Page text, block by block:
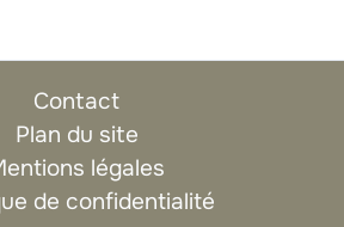
Contact
Plan du site
légales
de confidentialité